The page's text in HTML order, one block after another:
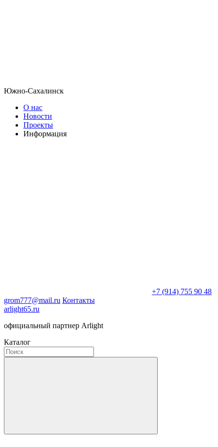
Южно-Сахалинск
О нас
Новости
Проекты
Информация
+7 (914) 755 90 48
grom777@mail.ru Контакты
arlight65.ru
официальный партнер Arlight
Каталог